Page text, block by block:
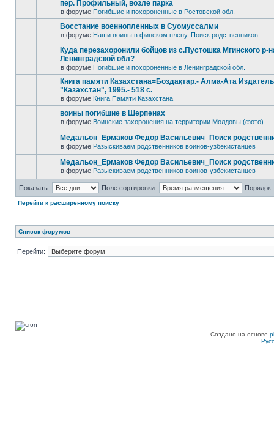
пер. Профильный, возле парка
в форуме Погибшие и похороненные в Ростовской обл.
Восстание военнопленных в Суомуссалми
в форуме Наши воины в финском плену. Поиск родственников
Куда перезахоронили бойцов из с.Пустошка Мгинского р-
Ленинградской обл?
в форуме Погибшие и похороненные в Ленинградской обл.
Книга памяти Казахстана=Боздақтар.- Алма-Ата
"Казахстан", 1995.- 518 с.
в форуме Книга Памяти Казахстана
воины погибшие в Шерпенах
в форуме Воинские захоронения на территории Молдовы (фото)
Медальон_Ермаков Федор Васильевич_Поиск
в форуме Разыскиваем родственников воинов-узбекистанцев
Медальон_Ермаков Федор Васильевич_Поиск
в форуме Разыскиваем родственников воинов-узбекистанцев
Показать: Поле сортировки: Порядок:
Перейти к расширенному поиску
Список форумов
Перейти:
Создано на основе